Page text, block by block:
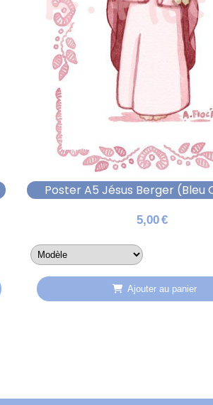
Poster A5 Jésus Berger (bleu
5,00€
Ajouter au panier